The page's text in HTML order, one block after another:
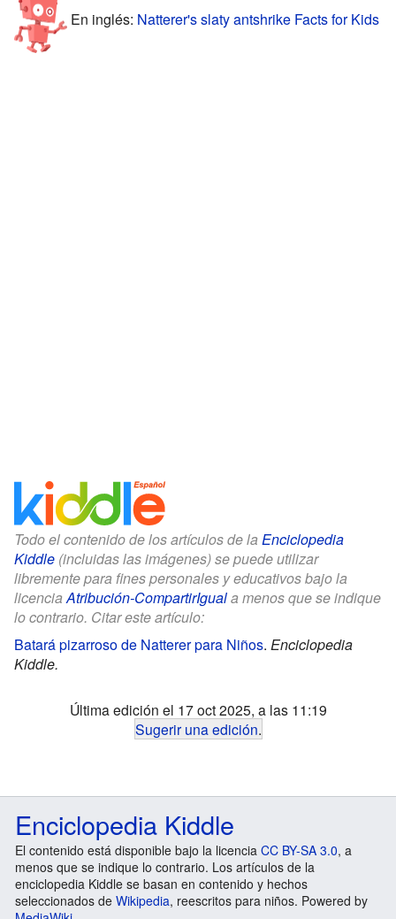
En inglés: Natterer's slaty antshrike Facts for Kids
Todo el contenido de los artículos de la Enciclopedia
Kiddle (incluidas las imágenes) se puede utilizar
libremente para fines personales y educativos bajo la
licencia Atribución-CompartirIguala menos que se indique
lo contrario. Citar este artículo:
Batará pizarroso de Natterer para Niños. Enciclopedia
Kiddle.
Última edición el 17 oct 2025, a las 11:19
Sugerir una edición.
Enciclopedia Kiddle
El contenido está disponible bajo la licencia CC BY-SA 3.0, a
menos que se indique lo contrario. Los artículos de la
enciclopedia Kiddle se basan en contenido y hechos
seleccionados de Wikipedia, reescritos para niños. Powered by